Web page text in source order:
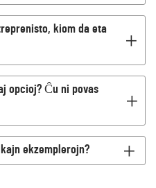
kiom da eta
opcioj? Ĉu ni povas
ekzemplerojn?